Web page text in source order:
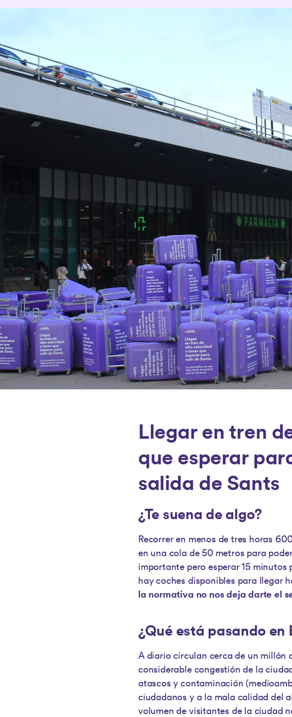
Llegar en tren
que esperar
salida de Sants
¿Te suena de algo?
Recorrer en menos de tres horas
en una cola de 50 metros para
importante pero esperar 15
hay coches disponibles para llegar
la normativa no nos deja darte el
¿Qué está pasando en
A diario circulan cerca de un millón
considerable congestión de la
atascos y contaminación
ciudadanos y a la mala calidad del
volumen de visitantes de la ciudad